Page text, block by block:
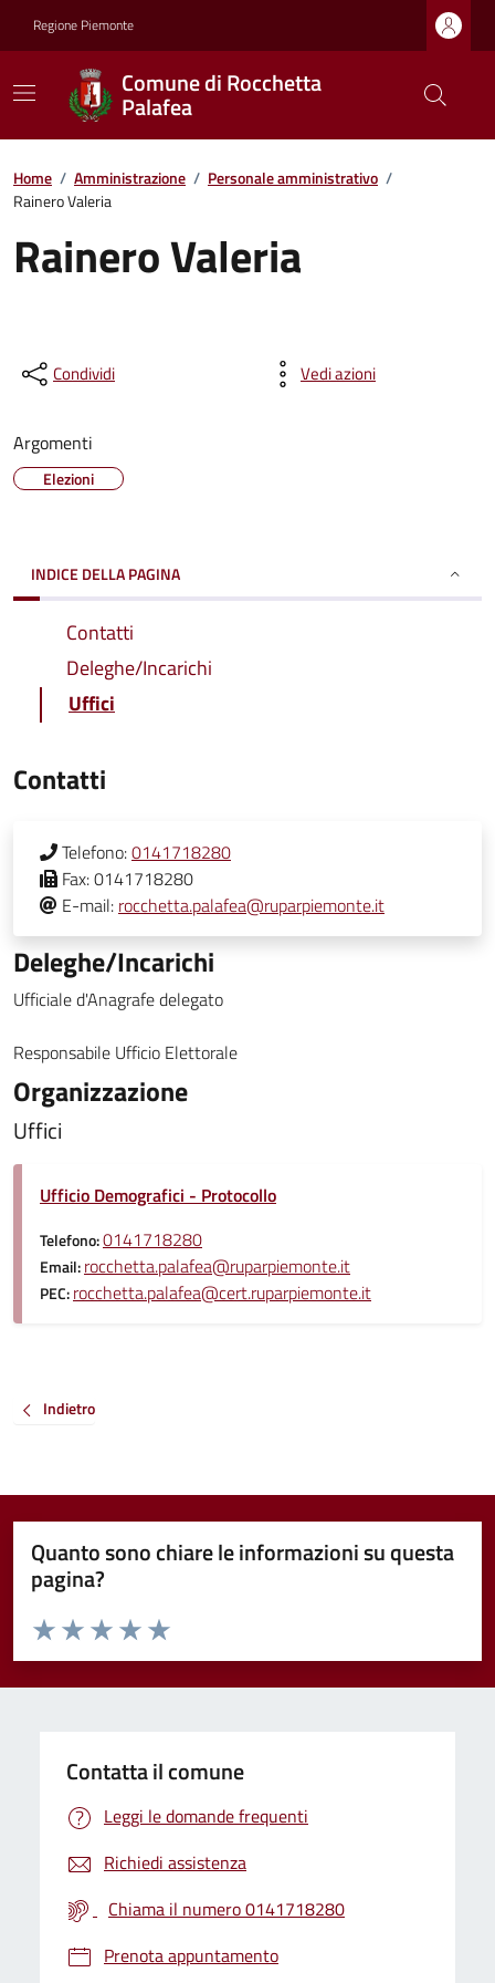
Regione Piemonte
Comune di Rocchetta
Palafea
Home / Amministrazione / Personale amministrativo /
Rainero Valeria
Rainero Valeria
Condividi Vedi azioni
Argomenti
Elezioni
INDICE DELLA PAGINA
Contatti
Deleghe/Incarichi
Uffici
Contatti
Telefono:0141718280
Fax:0141718280
E-mail: rocchetta.palafea@ruparpiemonte.it
Deleghe/Incarichi
Ufficiale d'Anagrafe delegato
Responsabile Ufficio Elettorale
Organizzazione
Uffici
Ufficio Demografici - Protocollo
Telefono:0141718280
Email:rocchetta.palafea@ruparpiemonte.it
PEC:rocchetta.palafea@cert.ruparpiemonte.it
Indietro
Quanto sono chiare le informazioni su questa
pagina?
Valuta da 1 a 5 stelle la pagina
Valuta 5 stelle su 5
Valuta 4 stelle su 5
Valuta 3 stelle su 5
Valuta 2 stelle su 5
Valuta 1 stelle su 5
Contatta il comune
Leggi le domande frequenti
Richiedi assistenza
Chiama il numero 0141718280
Prenota appuntamento